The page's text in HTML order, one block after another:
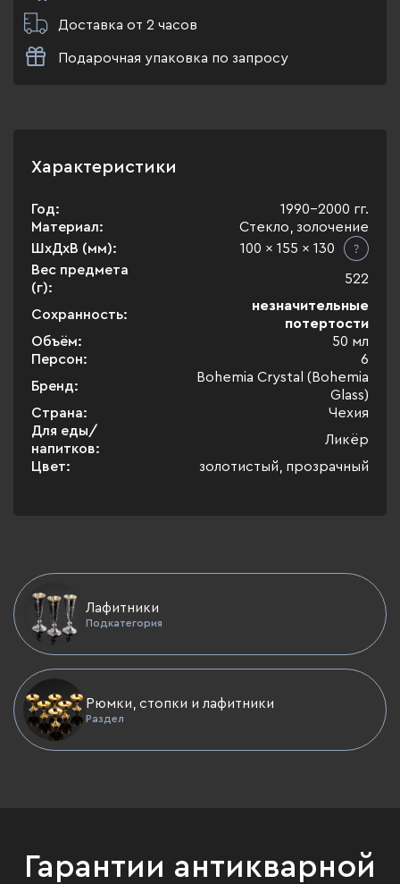
Доставка от 2 часов
Подарочная упаковка по запросу
Характеристики
Год:
1990-2000 гг.
Материал:
Стекло, золочение
ШхДхВ (мм):
100 x 155 x 130
Вес предмета
(г):
522
Сохранность:
незначительные
потертости
Объём:
50 мл
Персон:
6
Бренд:
Bohemia Crystal (Bohemia
Glass)
Страна:
Чехия
Для еды/
напитков:
Ликёр
Цвет:
золотистый, прозрачный
Лафитники
Подкатегория
Рюмки, стопки и лафитники
Раздел
Гарантии антикварной